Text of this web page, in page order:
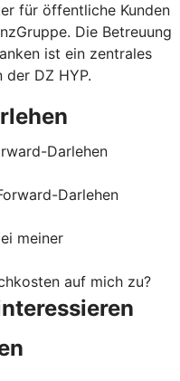
für öffentliche Kunden
Die Betreuung
ist ein zentrales
DZ HYP.
Darlehen
Darlehen
meiner
auf mich zu?